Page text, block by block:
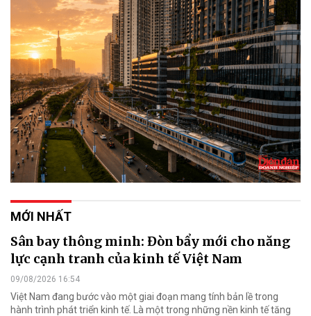
MỚI NHẤT
Sân bay thông minh: Đòn bẩy mới cho năng
lực cạnh tranh của kinh tế Việt Nam
09/08/2026 16:54
Việt Nam đang bước vào một giai đoạn mang tính bản lề trong
hành trình phát triển kinh tế. Là một trong những nền kinh tế tăng